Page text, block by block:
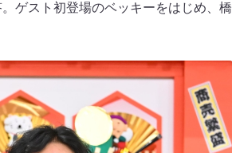
ゲスト初登場のベッキーをはじめ、橋